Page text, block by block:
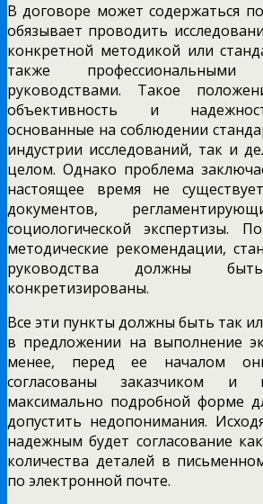
В договоре может содержаться
обязывает проводить
конкретной методикой или
также
руководствами. Такое
объективность и
основанные на соблюдении
индустрии исследований, так и
целом. Однако проблема
настоящее время не
документов,
социологической экспертизы.
методические рекомендации,
руководства должны
конкретизированы.
Все эти пункты должны быть так
в предложении на выполнение
менее, перед ее началом
согласованы заказчиком и
максимально подробной форме
допустить недопонимания.
надежным будет согласование
количества деталей в
по электронной почте.